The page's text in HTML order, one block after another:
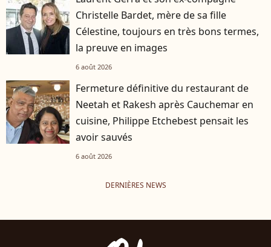
Christelle Bardet, mère de sa fille
Célestine, toujours en très bons termes,
la preuve en images
6 août 2026
Fermeture définitive du restaurant de
Neetah et Rakesh après Cauchemar en
cuisine, Philippe Etchebest pensait les
avoir sauvés
6 août 2026
DERNIÈRES NEWS